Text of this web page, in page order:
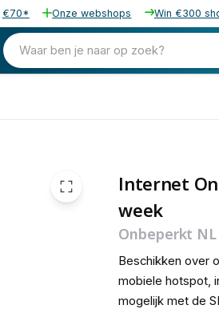
€70* Onze webshops Win €300
Waar ben je naar op zoek?
Internet On
week
Onbeperkt
Beschikken over
mobiele hotspot,
mogelijk met de
€ 39,33